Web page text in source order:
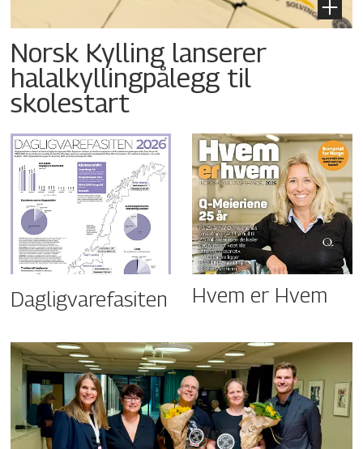
Norsk Kylling lanserer
halalkyllingpålegg til
skolestart
Dagligvarefasiten Hvem er Hvem